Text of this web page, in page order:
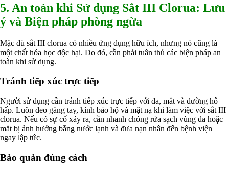
5. An toàn khi Sử dụng Sắt III Clorua: Lưu
ý và Biện pháp phòng ngừa
Mặc dù sắt III clorua có nhiều ứng dụng hữu ích, nhưng nó cũng là
một chất hóa học độc hại. Do đó, cần phải tuân thủ các biện pháp an
toàn khi sử dụng.
Tránh tiếp xúc trực tiếp
Người sử dụng cần tránh tiếp xúc trực tiếp với da, mắt và đường hô
hấp. Luôn đeo găng tay, kính bảo hộ và mặt nạ khi làm việc với sắt III
clorua. Nếu có sự cố xảy ra, cần nhanh chóng rửa sạch vùng da hoặc
mắt bị ảnh hưởng bằng nước lạnh và đưa nạn nhân đến bệnh viện
ngay lập tức.
Bảo quản đúng cách